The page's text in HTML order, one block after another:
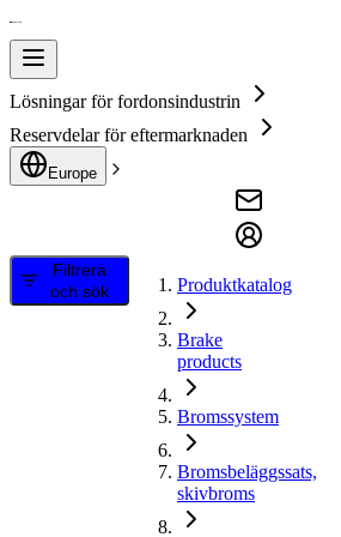
Lösningar för fordonsindustrin
Reservdelar för eftermarknaden
Europe
Filtrera
och sök
Produktkatalog
Brake
products
Bromssystem
Bromsbeläggssats,
skivbroms